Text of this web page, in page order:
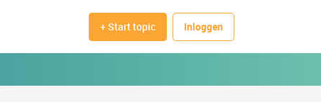
+ Start topic Inloggen